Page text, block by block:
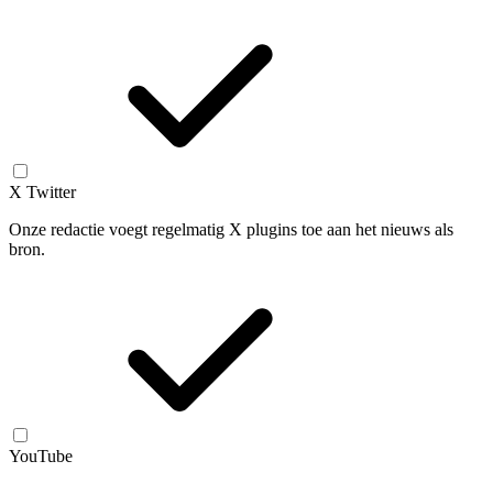
X Twitter
Onze redactie voegt regelmatig X plugins toe aan het nieuws als
bron.
YouTube